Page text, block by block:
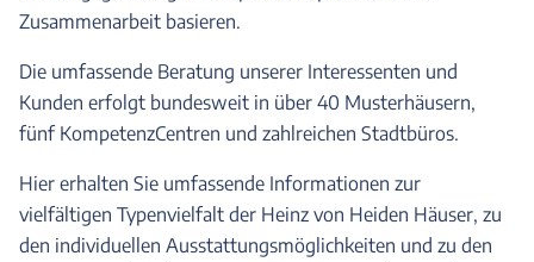
Zusammenarbeit basieren.
Die umfassende Beratung unserer Interessenten und
Kunden erfolgt bundesweit in über 40 Musterhäusern,
fünf KompetenzCentren und zahlreichen Stadtbüros.
Hier erhalten Sie umfassende Informationen zur
vielfältigen Typenvielfalt der Heinz von Heiden Häuser, zu
den individuellen Ausstattungsmöglichkeiten und zu den